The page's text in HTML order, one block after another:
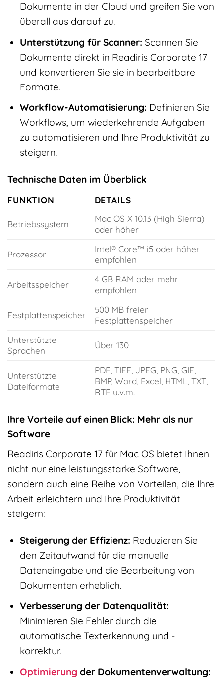
Dokumente in der Cloud und greifen Sie von
überall aus darauf zu.
Unterstützung für Scanner: Scannen Sie
Dokumente direkt in Readiris Corporate 17
und konvertieren Sie sie in bearbeitbare
Formate.
Workflow-Automatisierung: Definieren Sie
Workflows, um wiederkehrende Aufgaben
zu automatisieren und Ihre Produktivität zu
steigern.
Technische Daten im Überblick
FUNKTION DETAILS
Betriebssystem
Mac OS X 10.13 (High Sierra)
oder höher
Prozessor
Intel® Core™ i5 oder höher
empfohlen
Arbeitsspeicher
4 GB RAM oder mehr
empfohlen
Festplattenspeicher
500 MB freier
Festplattenspeicher
Unterstützte
Sprachen
Über 130
Unterstützte
Dateiformate
PDF, TIFF, JPEG, PNG, GIF,
BMP, Word, Excel, HTML, TXT,
RTF u.v.m.
Ihre Vorteile auf einen Blick: Mehr als nur
Software
Readiris Corporate 17 für Mac OS bietet Ihnen
nicht nur eine leistungsstarke Software,
sondern auch eine Reihe von Vorteilen, die Ihre
Arbeit erleichtern und Ihre Produktivität
steigern:
Steigerung der Effizienz: Reduzieren Sie
den Zeitaufwand für die manuelle
Dateneingabe und die Bearbeitung von
Dokumenten erheblich.
Verbesserung der Datenqualität:
Minimieren Sie Fehler durch die
automatische Texterkennung und -
korrektur.
Optimierung der Dokumentenverwaltung: